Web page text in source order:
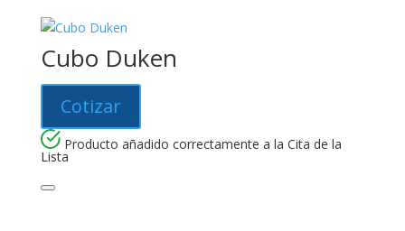
Cubo Duken
Cotizar
Producto añadido correctamente a la Cita de la
Lista